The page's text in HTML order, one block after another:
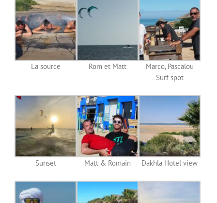
La source Rom et Matt
Marco, Pascalou
Surf spot
Sunset Matt & Romain Dakhla Hotel view